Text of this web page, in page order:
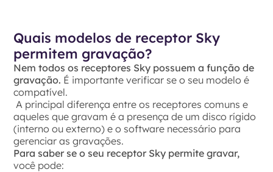
Quais modelos de receptor Sky
permitem gravação?
Nem todos os receptores Sky possuem a função de
gravação. É importante verificar se o seu modelo é
compatível.
A principal diferença entre os receptores comuns e
aqueles que gravam é a presença de um disco rígido
(interno ou externo) e o software necessário para
gerenciar as gravações.
Para saber se o seu receptor Sky permite gravar,
você pode: